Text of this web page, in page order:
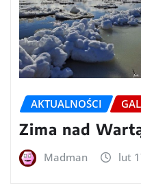
AKTUALNOŚCI
Zima nad
Madman lut